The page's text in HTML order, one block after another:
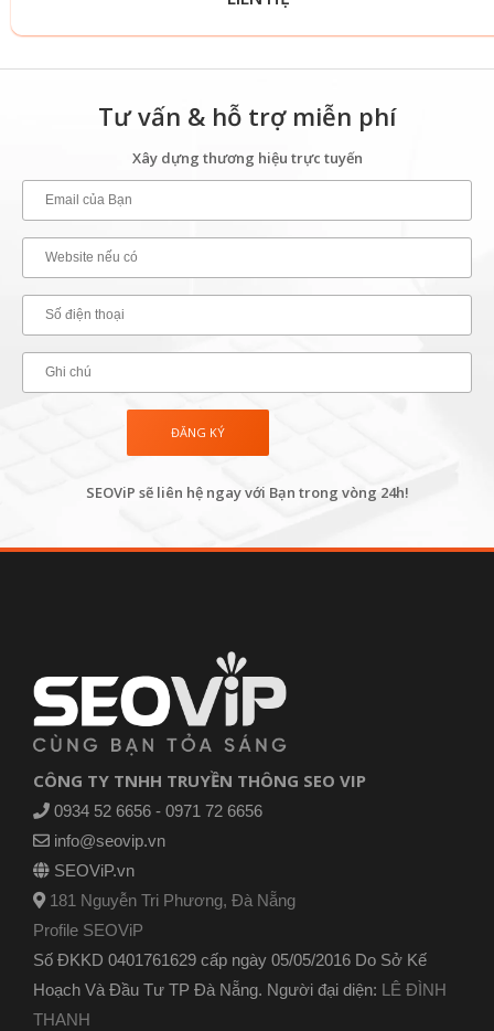
Tư vấn & hỗ trợ miễn phí
Xây dựng thương hiệu trực tuyến
SEOViP sẽ liên hệ ngay với Bạn trong vòng 24h!
CÔNG TY TNHH TRUYỀN THÔNG SEO VIP
0934 52 6656 - 0971 72 6656
info@seovip.vn
SEOViP.vn
181 Nguyễn Tri Phương, Đà Nẵng
Profile SEOViP
Số ĐKKD 0401761629 cấp ngày 05/05/2016 Do Sở Kế
Hoạch Và Đầu Tư TP Đà Nẵng. Người đại diện: LÊ ĐÌNH
THANH